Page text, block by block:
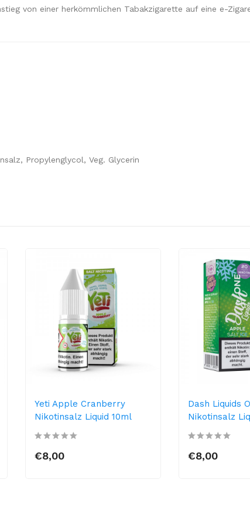
von einer herkömmlichen Tabakzigarette auf eine e-
Propylenglycol, Veg. Glycerin
Yeti Apple Cranberry
Nikotinsalz Liquid 10ml
€8,00
Dash Liquids
Nikotinsalz
€8,00